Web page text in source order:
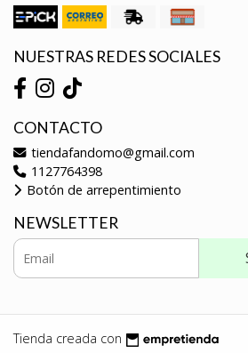
NUESTRAS REDES SOCIALES
CONTACTO
tiendafandomo@gmail.com
1127764398
Botón de arrepentimiento
NEWSLETTER
Tienda creada con